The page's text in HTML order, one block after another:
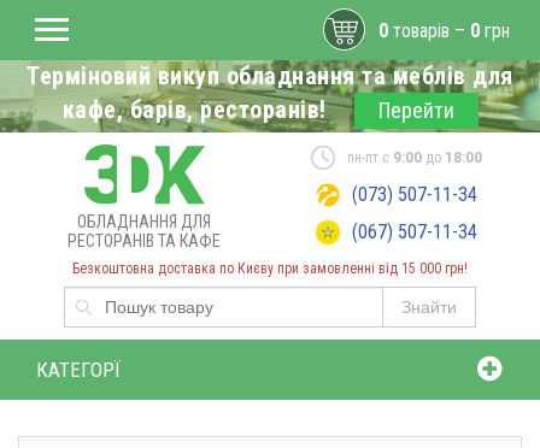
Терміновий викуп обладнання та меблів для
кафе, барів, ресторанів!
Перейти
ОБЛАДНАННЯ ДЛЯ
РЕСТОРАНІВ ТА КАФЕ
Безкоштовна доставка по Києву при замовленні від 15 000 грн!
Знайти
пн-пт с 9:00до 18:00
(073) 507-11-34
(067) 507-11-34
0 товарів – 0 грн
КАТЕГОРЇ